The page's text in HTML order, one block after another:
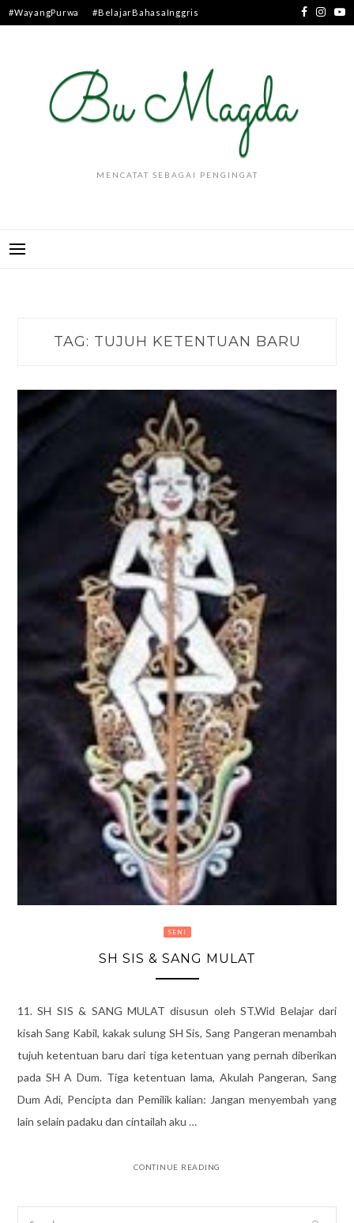
Skip
to
#WayangPurwa #BelajarBahasaInggris
MENCATAT SEBAGAI PENGINGAT
TAG: TUJUH KETENTUAN BARU
SENI
SH SIS & SANG MULAT
11. SH SIS & SANG MULAT disusun oleh ST.Wid Belajar dari
kisah Sang Kabil, kakak sulung SH Sis, Sang Pangeran menambah
tujuh ketentuan baru dari tiga ketentuan yang pernah diberikan
pada SH A Dum. Tiga ketentuan lama, Akulah Pangeran, Sang
Dum Adi, Pencipta dan Pemilik kalian: Jangan menyembah yang
lain selain padaku dan cintailah aku …
CONTINUE READING